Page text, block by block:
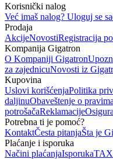
Korisnički nalog
Već imaš nalog? Uloguj se
Prodaja
AkcijeNovostiRegistracija
Kompanija Gigatron
O Kompaniji Gigatron
za zajednicuNovosti iz
Kupovina
Uslovi korišćenjaPolitika
daljinuObaveštenje o
potrošačaReklamacije
Potrebna ti je pomoć?
KontaktČesta pitanjaŠta je
Plaćanje i isporuka
Načini plaćanjaIsporukaTAX